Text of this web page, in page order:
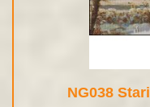
NG038